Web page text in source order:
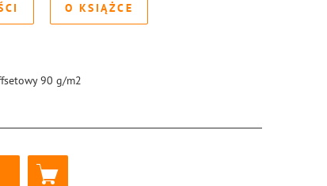
O KSIĄŻCE
90 g/m2
1026-6